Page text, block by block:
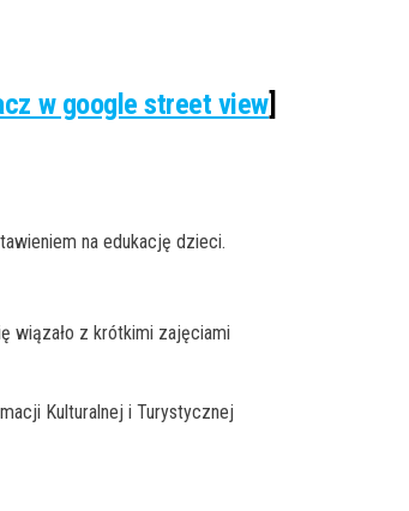
w google street view]
na edukację dzieci.
wiązało z krótkimi zajęciami
Kulturalnej i Turystycznej